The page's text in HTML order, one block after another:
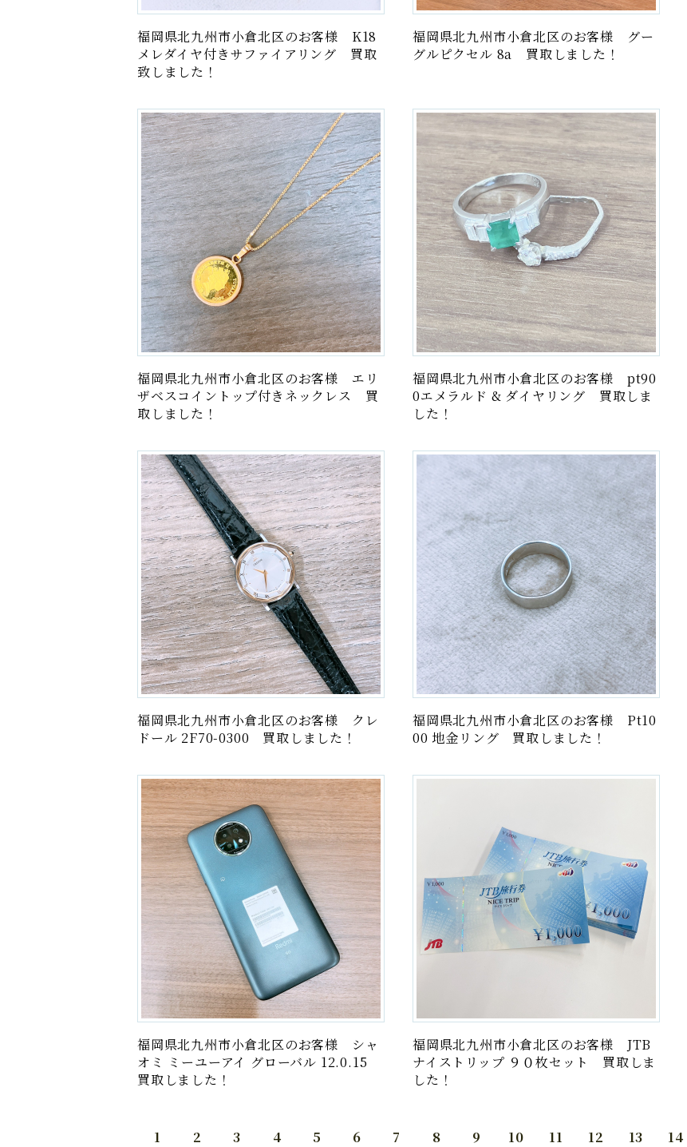
福岡県北九州市小倉北区のお客様 K18
メレダイヤ付きサファイアリング 買取
致しました！
福岡県北九州市小倉北区のお客様 グー
グルピクセル 8a 買取しました！
福岡県北九州市小倉北区のお客様 エリ
ザベスコイントップ付きネックレス 買
取しました！
福岡県北九州市小倉北区のお客様 pt90
0エメラルド & ダイヤリング 買取しま
した！
福岡県北九州市小倉北区のお客様 クレ
ドール 2F70-0300 買取しました！
福岡県北九州市小倉北区のお客様 Pt10
00 地金リング 買取しました！
福岡県北九州市小倉北区のお客様 シャ
オミ ミーユーアイ グローバル 12.0.15
買取しました！
福岡県北九州市小倉北区のお客様 JTB
ナイストリップ ９０枚セット 買取しま
した！
1 2 3 4 5 6 7 8 9 10 11 12 13 14